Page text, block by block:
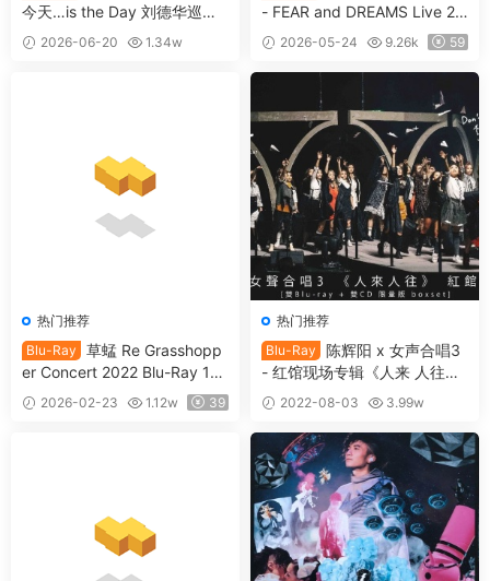
今天…is the Day 刘德华巡回
演唱会 Tody...is the Day And
y Lau 2024-2025 Concert T
2026-06-20
1.34w
- FEAR and DREAMS Live 20
22-2025 (4K UHD 2-Blu-ray)
2026 [BDMV 2BD 127GB]
2026-05-24 9.26k 59
热门推荐
Blu-Ray
草蜢 Re Grasshopp
er Concert 2022 Blu-Ray 10
80i [自购原盘] [BDISO 2BD 5
3.5GB]
2026-02-23 1.12w 39
热门推荐
Blu-Ray
陈辉阳 x 女声合唱3
- 红馆现场专辑《人来 人往》
双Bluray 限量版 2021《BDM
V 2BD 51.8GB》
2022-08-03
3.99w